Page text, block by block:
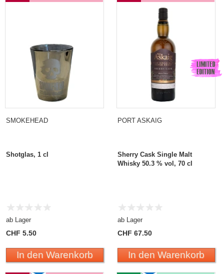
SMOKEHEAD
Shotglas, 1 cl
ab Lager
CHF 5.50
In den Warenkorb
PORT ASKAIG
Sherry Cask Single Malt
Whisky 50.3 % vol, 70 cl
ab Lager
CHF 67.50
In den Warenkorb